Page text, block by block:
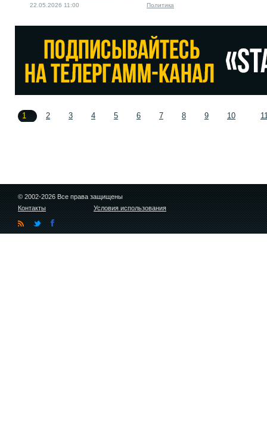
22.05.2026 11:00 Политика
1 2 3 4 5 6 7 8 9 10
© 2002-2026 Все права защищены
Контакты
Условия использования